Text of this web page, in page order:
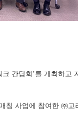
간담회’를 개최하
칭 사업에 참여한 ㈜